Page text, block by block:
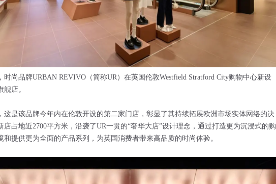
时尚品牌URBAN REVIVO（简称UR）在英国伦敦Westfield Stratford City购物中心新设
舰店。
这是该品牌今年内在伦敦开设的第二家门店，彰显了其持续拓展欧洲市场实体网络的决
店占地近2700平方米，沿袭了UR一贯的“奢华大店”设计理念，通过打造更为沉浸式的购
和提供更为全面的产品系列，为英国消费者带来高品质的时尚体验。